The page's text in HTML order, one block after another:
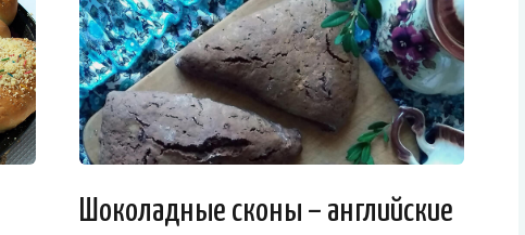
Шоколадные сконы – английские